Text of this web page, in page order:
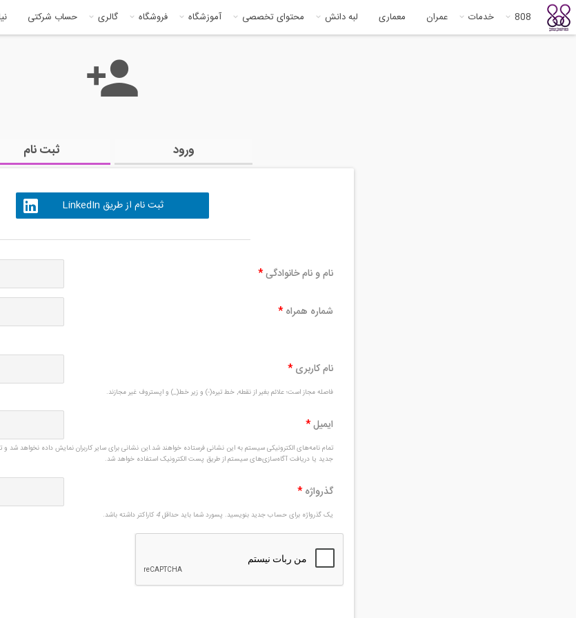
808 خدمات عمران معماری لبه دانش محتوای تخصصی آموزشگاه فروشگاه گالری حساب شرکتی
ورود ثبت نام
ثبت نام از طریق LinkedIn
نام و نام خانوادگی*
شماره همراه *
نام کاربری *
فاصله مجاز است؛ علائم بغیر از نقطه, خط تیره(-) و زیر خط(_) و اپستروف غیر مجازند.
ایمیل*
تمام نامه‌های الکترونیکی سیستم به این نشانی فرستاده خواهند شد.این نشانی برای سایر کاربران نمایش داده نخواهد شد و
جدید یا دریافت آگاه‌سازی‌های سیستم از طریق پست الکترونیک استفاده خواهد شد.
گذرواژه *
یک گذرواژه برای حساب جدید بنویسید. پسورد شما باید حداقل4 کاراکتر داشته باشد.